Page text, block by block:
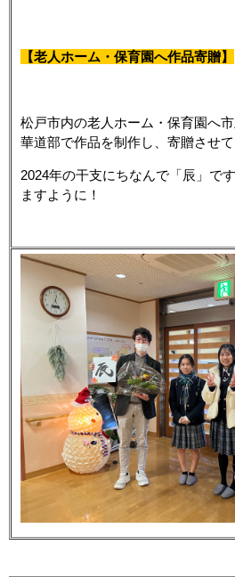
【老人ホーム・保育園へ作品寄贈】
松戸市内の老人ホーム・保育園へ
華道部で作品を制作し、寄贈させて
2024年の干支にちなんで「辰」で
ますように！